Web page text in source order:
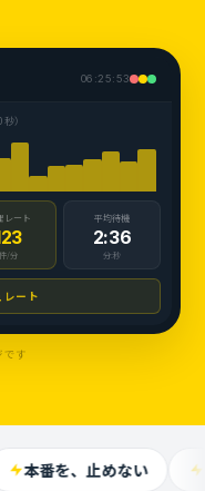
06:25:54
）
レート
件/分
平均待機
2:35
分:秒
レート
す
止めない 最短1週